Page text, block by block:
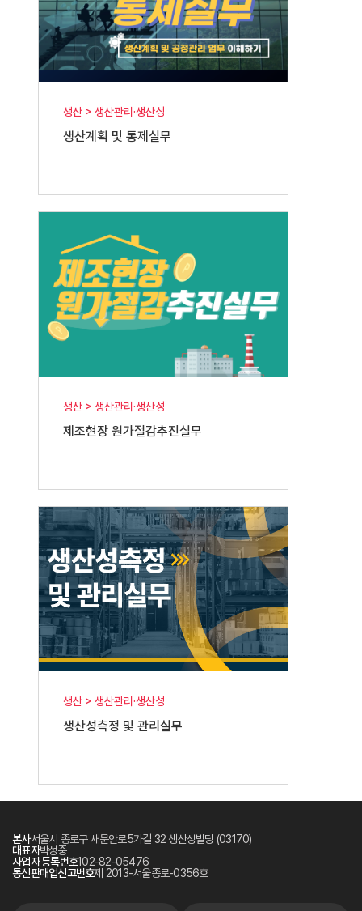
생산 > 생산관리·생산성
생산계획 및 통제실무
생산 > 생산관리·생산성
제조현장 원가절감추진실무
생산 > 생산관리·생산성
생산성측정 및 관리실무
본사서울시 종로구 새문안로5가길 32 생산성빌딩 (03170)
대표자박성중
사업자 등록번호102-82-05476
통신판매업신고번호제 2013-서울종로-0356호